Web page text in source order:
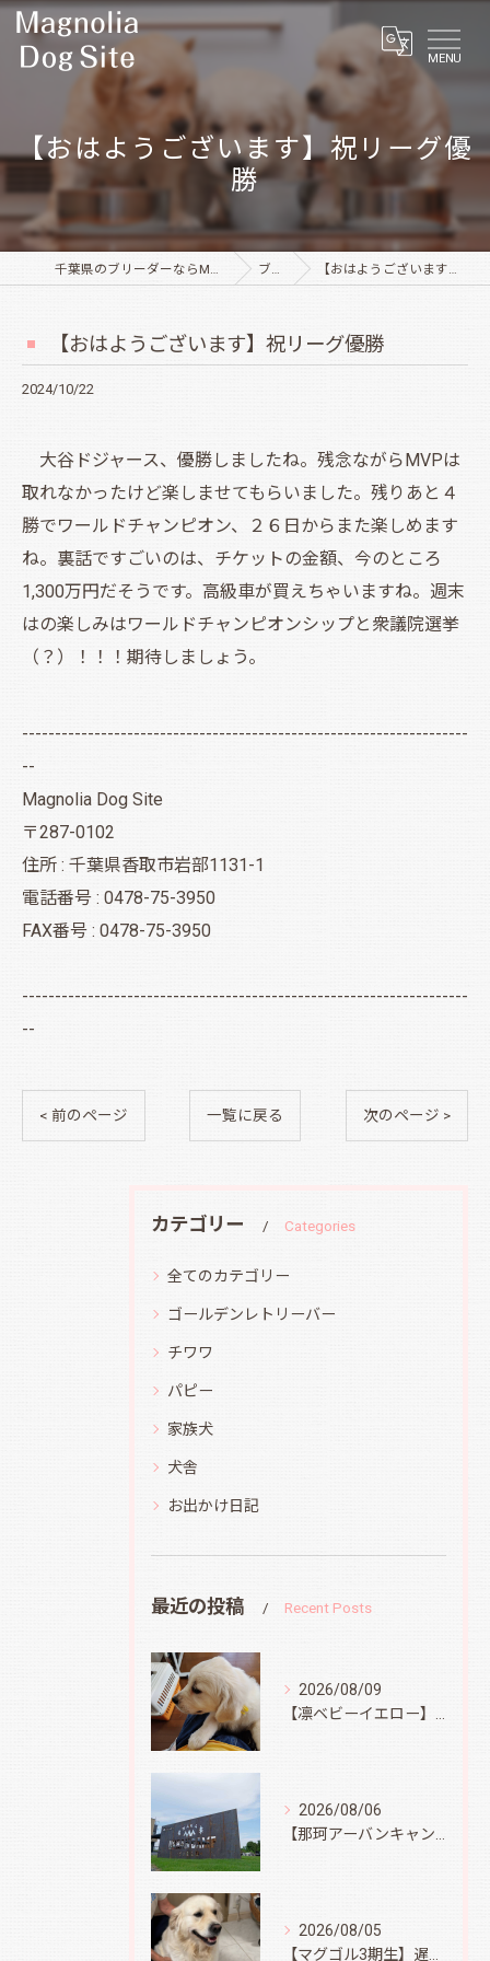
MENU
【おはようございます】祝リーグ優
勝
千葉県のブリーダーならMagnolia Dog Site ブログ 【おはようございます】祝リーグ優勝
【おはようございます】祝リーグ優勝
2024/10/22
大谷ドジャース、優勝しましたね。残念ながらMVPは
取れなかったけど楽しませてもらいました。残りあと４
勝でワールドチャンピオン、２６日からまた楽しめます
ね。裏話ですごいのは、チケットの金額、今のところ
1,300万円だそうです。高級車が買えちゃいますね。週末
はの楽しみはワールドチャンピオンシップと衆議院選挙
（？）！！！期待しましょう。
--------------------------------------------------------------------
--
Magnolia Dog Site
〒287-0102
住所 : 千葉県香取市岩部1131-1
電話番号 : 0478-75-3950
FAX番号 : 0478-75-3950
--------------------------------------------------------------------
--
< 前のページ 一覧に戻る 次のページ >
カテゴリー Categories
全てのカテゴリー
ゴールデンレトリーバー
チワワ
パピー
家族犬
犬舎
お出かけ日記
最近の投稿 Recent Posts
2026/08/09
2026/08/06
2026/08/05